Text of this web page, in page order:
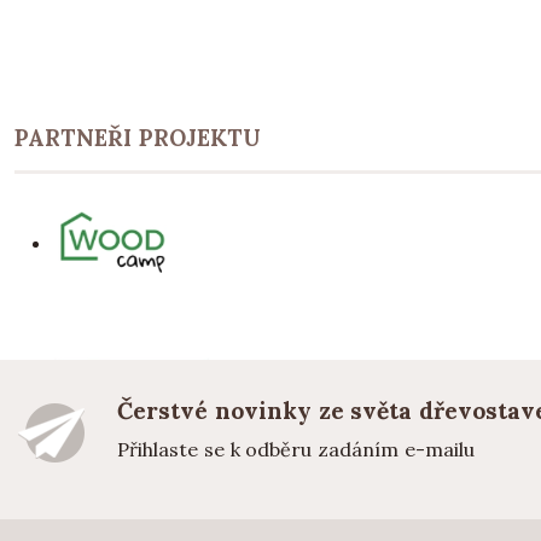
PARTNEŘI PROJEKTU
Čerstvé novinky ze světa
Přihlaste se k odběru zadáním e-mailu